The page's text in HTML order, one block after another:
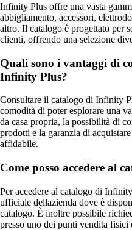
Infinity Plus offre una vasta
abbigliamento, accessori,
altro. Il catalogo è progettato per
clienti, offrendo una selezione
Quali sono i vantaggi di
Infinity Plus?
Consultare il catalogo di Infinity
comodità di poter esplorare una
da casa propria, la possibilità di
prodotti e la garanzia di
affidabile.
Come posso accedere al
Per accedere al catalogo di
ufficiale dellazienda dove è
catalogo. È inoltre possibile
presso uno dei punti vendita fisici